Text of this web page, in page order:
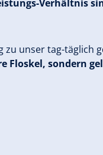
Verhältnis
zu unser tag-täglich
Floskel, sondern